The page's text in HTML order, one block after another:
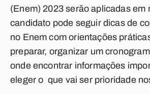
(Enem) 2023 serão aplicadas em
candidato pode seguir dicas de
no Enem com orientações
preparar, organizar um
onde encontrar informações
eleger o que vai ser prioridade